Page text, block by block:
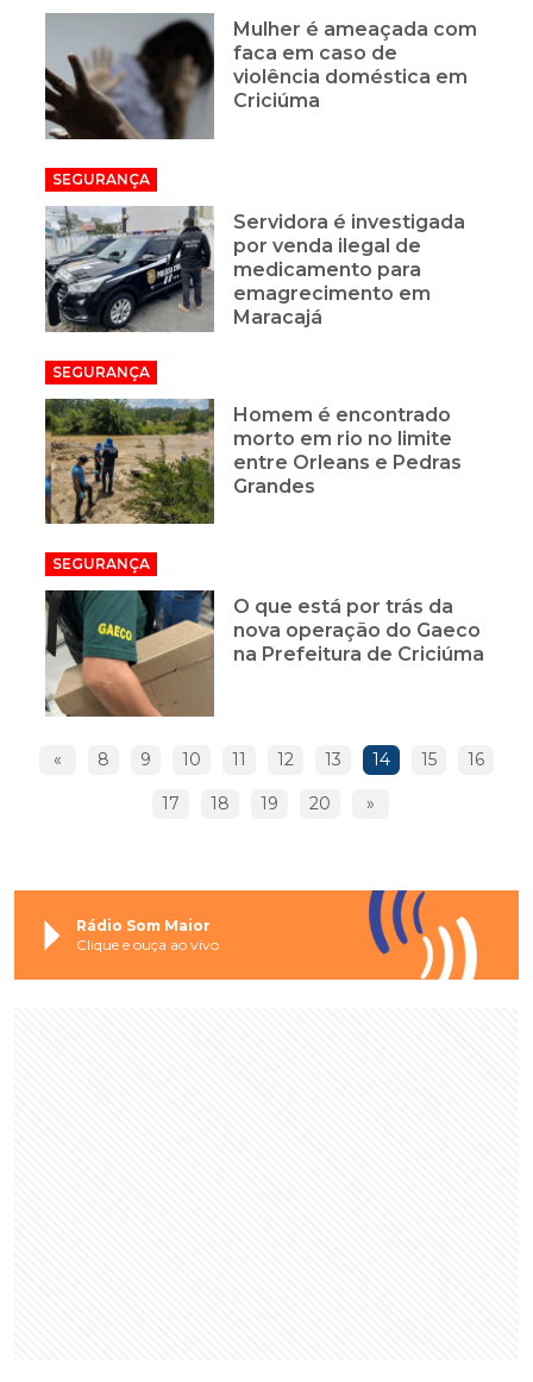
Mulher é ameaçada com
faca em caso de
violência doméstica em
Criciúma
SEGURANÇA
Servidora é investigada
por venda ilegal de
medicamento para
emagrecimento em
Maracajá
SEGURANÇA
Homem é encontrado
morto em rio no limite
entre Orleans e Pedras
Grandes
SEGURANÇA
O que está por trás da
nova operação do Gaeco
na Prefeitura de Criciúma
« 8 9 10 11 12 13 14 15 16
17 18 19 20 »
Rádio Som Maior
Clique e ouça ao vivo